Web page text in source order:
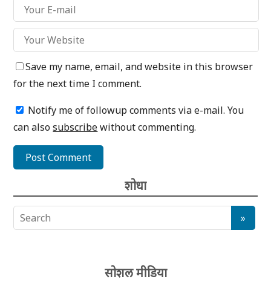
Save my name, email, and website in this browser
for the next time I comment.
Notify me of followup comments via e-mail. You
can alsosubscribewithout commenting.
शोधा
सोशल मीडिया